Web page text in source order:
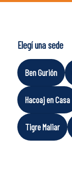
Elegí una sede
Ben Gurión
Hacoaj en Casa
Tigre Maliar